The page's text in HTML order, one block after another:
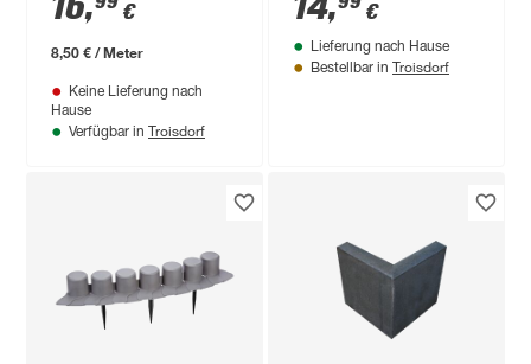
€
8,50 € / Meter
Keine Lieferung nach
Hause
Verfügbar in Troisdorf
anthrazit 8-tlg.
€
Lieferung nach Hause
Bestellbar in Troisdorf